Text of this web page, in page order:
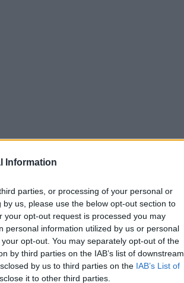
Information
parties, or processing of your personal or
us, please use the below opt-out section to
opt-out request is processed you may
personal information utilized by us or personal
opt-out. You may separately opt-out of the
by third parties on the IAB’s list of downstream
by us to third parties on the IAB’s List of
it to other third parties.
της εταιρείας για
με